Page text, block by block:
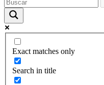
Exact matches only
Search in title